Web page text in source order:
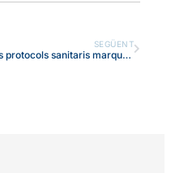
SEGÜENT
Els protocols sanitaris marquen l’inici del curs a la nostra escola